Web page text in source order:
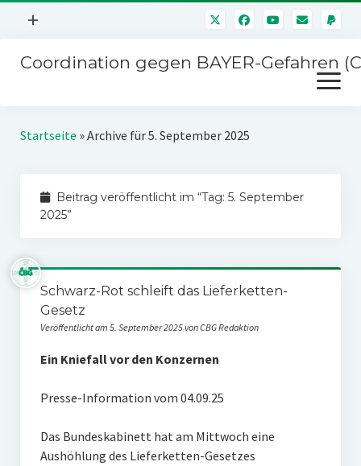
Menü
+
Mitmachen
Impressum
Coordination gegen BAYER-Gefahren
Menü
öffnen
Kampagnen
Stichwort BAYER
SPENDEN
Startseite »Archive für 5. September 2025
Beitrag veröffentlicht im “Tag: 5. September
2025”
Schwarz-Rot schleift das Lieferketten-
Gesetz
Veröffentlicht am 5. September 2025 von CBG Redaktion
Ein Kniefall vor den Konzernen
Presse-Information vom 04.09.25
Das Bundeskabinett hat am Mittwoch eine
Aushöhlung des Lieferketten-Gesetzes